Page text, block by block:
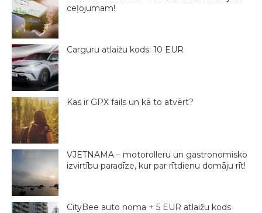
ceļojumam!
Carguru atlaižu kods: 10 EUR
Kas ir GPX fails un kā to atvērt?
VJETNAMA – motorolleru un gastronomisko
izvirtību paradīze, kur par rītdienu domāju rīt!
CityBee auto noma + 5 EUR atlaižu kods